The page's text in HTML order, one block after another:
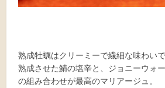
熟成牡蠣はクリーミーで繊細な味わい
熟成させた鯖の塩辛と、ジョニーウォ
の組み合わせが最高のマリアージュ。